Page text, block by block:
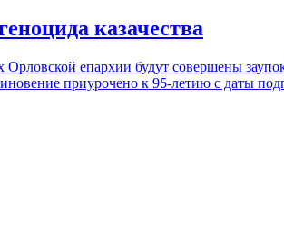
казачества
епархии будут совершены
приурочено к 95-летию с даты